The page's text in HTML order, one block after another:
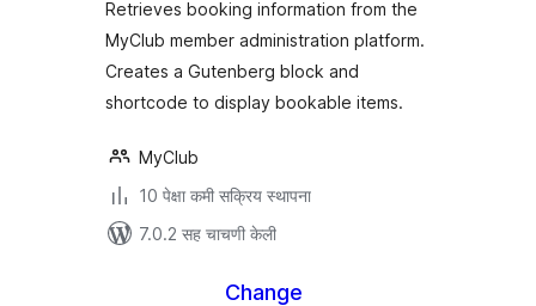
Retrieves booking information from the
MyClub member administration platform.
Creates a Gutenberg block and
shortcode to display bookable items.
MyClub
10 पेक्षा कमी सक्रिय स्थापना
7.0.2 सह चाचणी केली
Change